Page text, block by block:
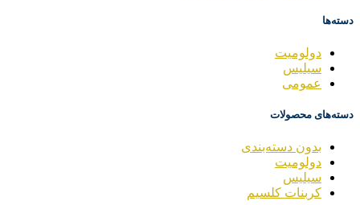
دسته‌ها
دولومیت
سیلیس
عمومی
دسته‌های محصولات
بدون دسته‌بندی
دولومیت
سیلیس
کربنات کلسیم